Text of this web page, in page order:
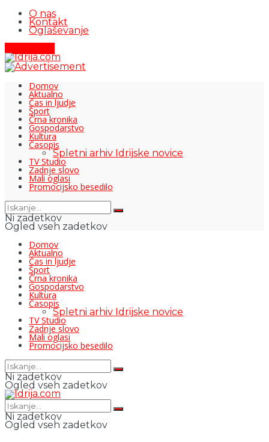
O nas
Kontakt
Oglaševanje
Domov
Aktualno
Čas in ljudje
Šport
Črna kronika
Gospodarstvo
Kultura
Časopis
Spletni arhiv Idrijske novice
TV Studio
Zadnje slovo
Mali oglasi
Promocijsko besedilo
Ni zadetkov
Ogled vseh zadetkov
Domov
Aktualno
Čas in ljudje
Šport
Črna kronika
Gospodarstvo
Kultura
Časopis
Spletni arhiv Idrijske novice
TV Studio
Zadnje slovo
Mali oglasi
Promocijsko besedilo
Ni zadetkov
Ogled vseh zadetkov
Ni zadetkov
Ogled vseh zadetkov